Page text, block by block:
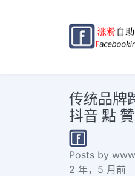
传统品牌
抖音 點
Posts by
2 年，5 月前